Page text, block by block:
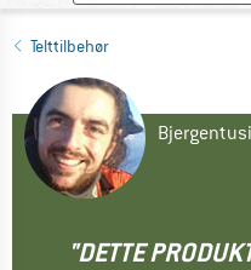
Telttilbehør
"DETTE